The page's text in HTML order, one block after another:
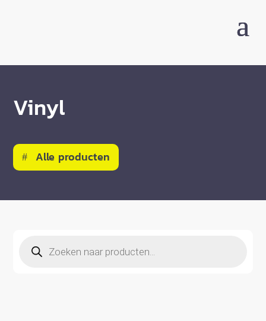
Vinyl
Alle producten
zoeken